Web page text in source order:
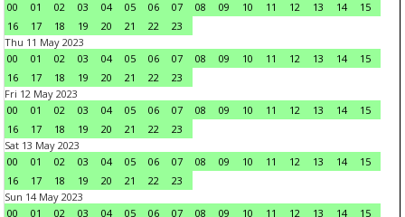
00
01 02 03 04 05 06 07 08 09 10 11 12 13 14
15
16
17 18 19 20 21 22
23
Thu 11 May 2023
00
01 02 03 04 05 06 07 08 09 10 11 12 13 14
15
16
17 18 19 20 21 22
23
Fri 12 May 2023
00
01 02 03 04 05 06 07 08 09 10 11 12 13 14
15
16
17 18 19 20 21 22
23
Sat 13 May 2023
00
01 02 03 04 05 06 07 08 09 10 11 12 13 14
15
16
17 18 19 20 21 22
23
Sun 14 May 2023
00
01 02 03 04 05 06 07 08 09 10 11 12 13 14 15